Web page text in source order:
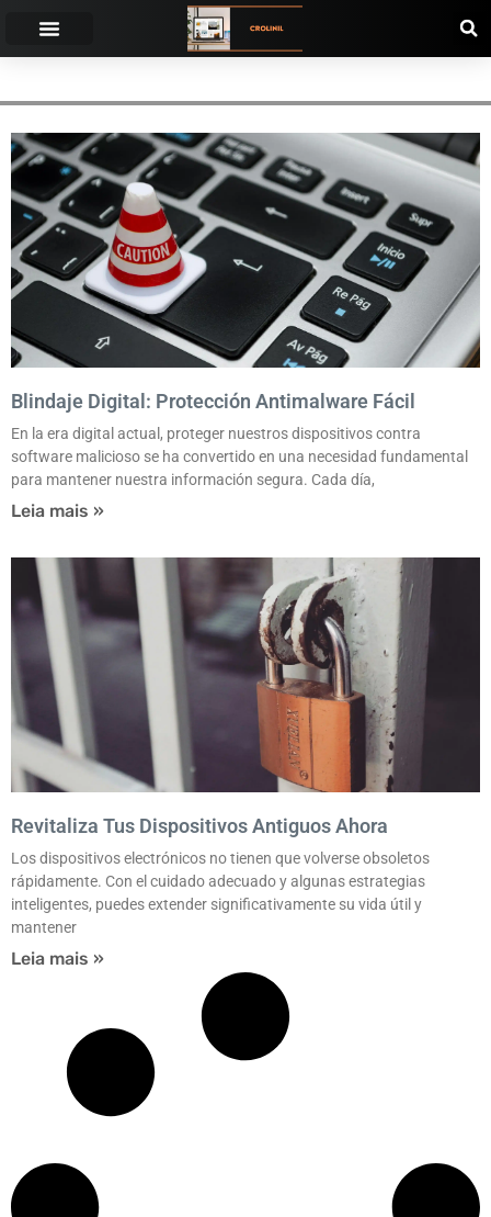
Blindaje Digital: Protección Antimalware Fácil
En la era digital actual, proteger nuestros dispositivos contra
software malicioso se ha convertido en una necesidad fundamental
para mantener nuestra información segura. Cada día,
Leia mais »
Revitaliza Tus Dispositivos Antiguos Ahora
Los dispositivos electrónicos no tienen que volverse obsoletos
rápidamente. Con el cuidado adecuado y algunas estrategias
inteligentes, puedes extender significativamente su vida útil y
mantener
Leia mais »